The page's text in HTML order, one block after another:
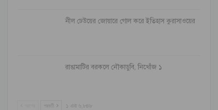
নীল ঢেউয়ের জোয়ারে গোল করে ইতিহাস কুরাসাওয়ের
রাঙামাটির বরকলে নৌকাডুবি, নিখোঁজ ১
পরবর্তী ১ এর ৬,৮৪৮